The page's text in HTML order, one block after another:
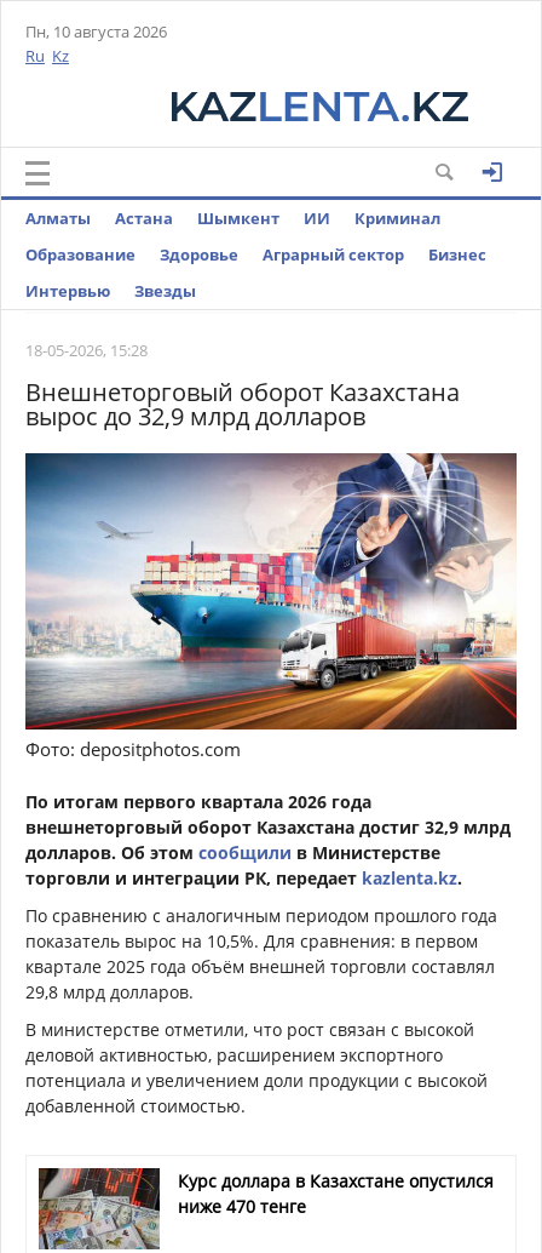
Пн, 10 августа 2026
Ru Kz
Алматы Астана Шымкент ИИ
Криминал
Образование
Здоровье Аграрный сектор
Бизнес
Интервью
Звезды
18-05-2026, 15:28
Внешнеторговый оборот Казахстана
вырос до 32,9 млрд долларов
Фото: depositphotos.com
По итогам первого квартала 2026 года
внешнеторговый оборот Казахстана достиг 32,9 млрд
долларов. Об этом сообщили в Министерстве
торговли и интеграции РК, передает kazlenta.kz.
По сравнению с аналогичным периодом прошлого года
показатель вырос на 10,5%. Для сравнения: в первом
квартале 2025 года объём внешней торговли составлял
29,8 млрд долларов.
В министерстве отметили, что рост связан с высокой
деловой активностью, расширением экспортного
потенциала и увеличением доли продукции с высокой
добавленной стоимостью.
Курс доллара в Казахстане опустился
ниже 470 тенге